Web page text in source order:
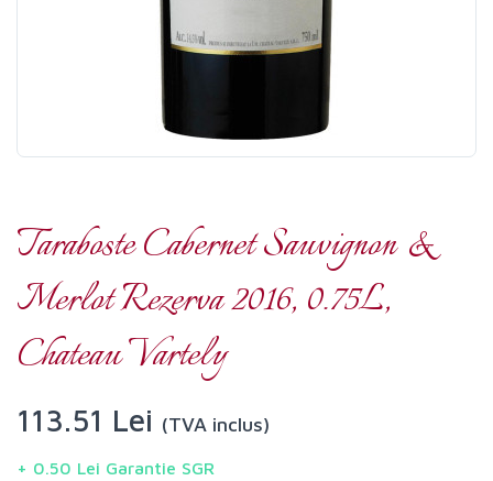
Taraboste Cabernet Sauvignon &
Merlot Rezerva 2016, 0.75L,
Chateau Vartely
113.51 Lei (TVA inclus)
+ 0.50 Lei Garantie SGR